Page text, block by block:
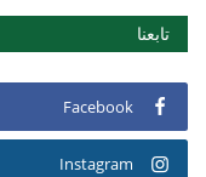
تابعنا
Facebook
Instagram